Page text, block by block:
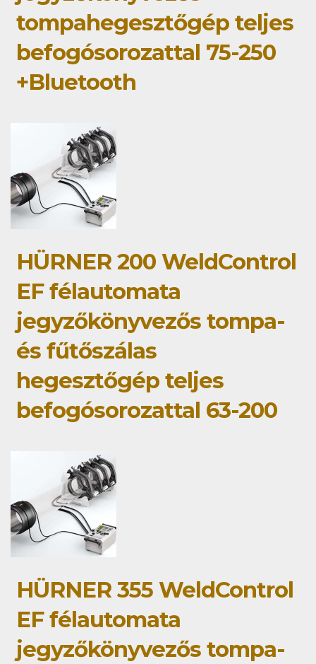
tompahegesztőgép teljes
befogósorozattal 75-250
+Bluetooth
HÜRNER 200 WeldControl
EF félautomata
jegyzőkönyvezős tompa-
és fűtőszálas
hegesztőgép teljes
befogósorozattal 63-200
HÜRNER 355 WeldControl
EF félautomata
jegyzőkönyvezős tompa-